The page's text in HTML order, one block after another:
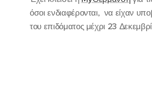
όσοι ενδιαφέρονται, να είχαν
του επιδόματος μέχρι 23